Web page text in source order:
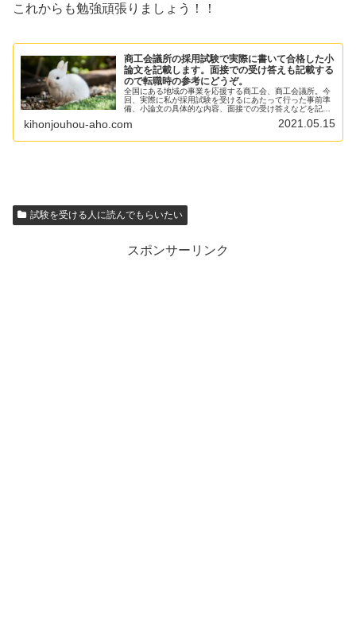
これからも勉強頑張りましょう！！
商工会議所の採用試験で実際に書いて合格した小
論文を記載します。面接での受け答えも記載する
ので転職時の参考にどうぞ。
全国にある地域の事業を応援する商工会、商工会議所。今
回、実際に私が採用試験を受けるにあたって行った事前準
備、小論文の具体的な内容、面接での受け答えなどを記載
論文です。今後、商工会議所を受ける予定のある人の参考
kihonjouhou-aho.com 2021.05.15
試験を受ける人に読んでもらいたい
スポンサーリンク